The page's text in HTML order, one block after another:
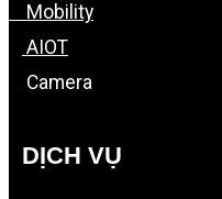
Mobility
AIOT
Camera
DỊCH VỤ